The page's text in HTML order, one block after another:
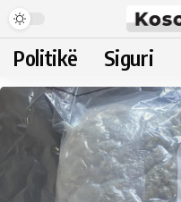
Politikë Siguri